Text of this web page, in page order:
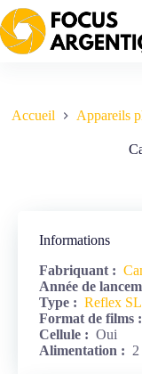
Passer
au
contenu
Accueil Appareils
Informations
Fabriquant :
Année de
Type : Reflex
Format de films :
Cellule : Oui
Alimentation :